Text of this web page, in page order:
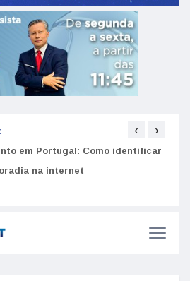
na internet
para brasileiros em Portugal: Guia
saúde
‹ ›